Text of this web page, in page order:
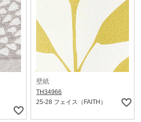
壁紙
TH34966
25-28 フェイス（FAITH）